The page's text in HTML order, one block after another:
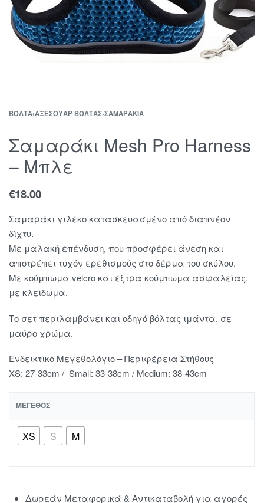
ΒΌΛΤΑ›ΑΞΕΣΟΥΆΡ ΒΌΛΤΑΣ›ΣΑΜΑΡΆΚΙΑ
Σαμαράκι Mesh Pro Harness
– Μπλε
€18.00
Σαμαράκι γιλέκο κατασκευασμένο από διαπνέον
δίχτυ.
Με μαλακή επένδυση, που προσφέρει άνεση και
αποτρέπει τυχόν ερεθισμούς στο δέρμα του σκύλου.
Με κούμπωμα velcro και έξτρα κούμπωμα ασφαλείας,
με κλείδωμα.
Το σετ περιλαμβάνει και οδηγό βόλτας ιμάντα, σε
μαύρο χρώμα.
Ενδεικτικό Μεγεθολόγιο – Περιφέρεια Στήθους
XS: 27-33cm / Small: 33-38cm / Medium: 38-43cm
ΜΈΓΕΘΟΣ
XS S Μ
Δωρεάν Μεταφορικά & Αντικαταβολή για αγορές